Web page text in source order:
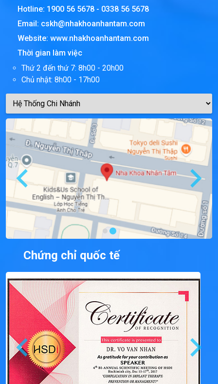
Hotline: 1900 56 5678 - 0338 56 5678
Email: cskh@nhakhoanhantam.com
Website: www.nhakhoanhantam.com
Thời gian làm việc
Thứ 2 đến thứ 7: 8h00 - 20h00
Chủ nhật: 8h00 - 17h00
Chứng chỉ quốc tế